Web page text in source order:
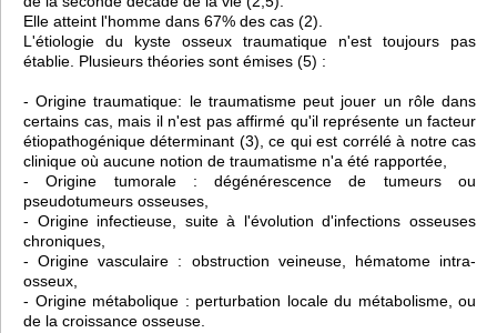
Elle atteint l'homme dans 67% des cas (2).
L'étiologie du kyste osseux traumatique n'est toujours pas
établie. Plusieurs théories sont émises (5) :
- Origine traumatique: le traumatisme peut jouer un rôle dans
certains cas, mais il n'est pas affirmé qu'il représente un facteur
étiopathogénique déterminant (3), ce qui est corrélé à notre cas
clinique où aucune notion de traumatisme n'a été rapportée,
- Origine tumorale : dégénérescence de tumeurs ou
pseudotumeurs osseuses,
- Origine infectieuse, suite à l'évolution d'infections osseuses
chroniques,
- Origine vasculaire : obstruction veineuse, hématome intra-
osseux,
- Origine métabolique : perturbation locale du métabolisme, ou
de la croissance osseuse.